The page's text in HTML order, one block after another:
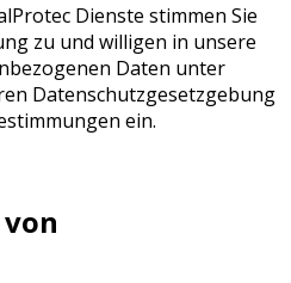
Dienste stimmen Sie
zu und willigen in unsere
Daten unter
Datenschutzgesetzgebung
ein.